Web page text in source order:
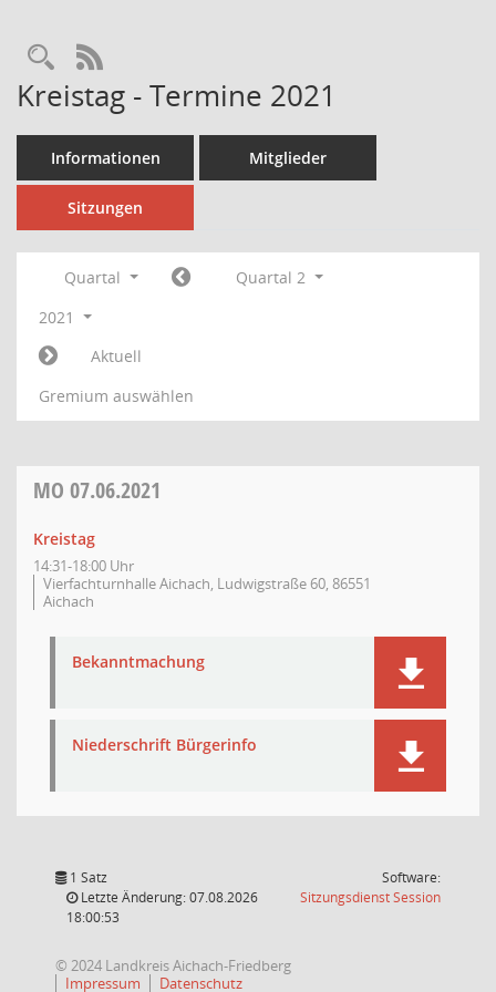
Rechercheauswahl
RSS-Feed
Kreistag - Termine 2021
Informationen Mitglieder
Sitzungen
Quartal
Quartal 2
2021
Aktuell
Gremium auswählen
MO 07.06.2021
Kreistag
14:31-18:00 Uhr
Vierfachturnhalle Aichach, Ludwigstraße 60, 86551
Aichach
Bekanntmachung
Niederschrift Bürgerinfo
1 Satz
Letzte Änderung: 07.08.2026
18:00:53
Software:
SitzungsdienstSession(Wird in
© 2024 Landkreis Aichach-Friedberg
Impressum
Datenschutz